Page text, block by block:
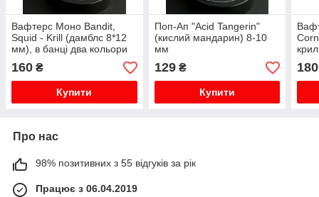
Вафтерс Моно Bandit,
Squid - Krill (дамблс 8*12
мм), в банці два кольори
160 ₴
Купити
Поп-Ап "Acid Tangerin"
(кислий мандарин) 8-10
мм
129₴
Купити
180
Про нас
98% позитивних з 55 відгуків за рік
Працює з 06.04.2019